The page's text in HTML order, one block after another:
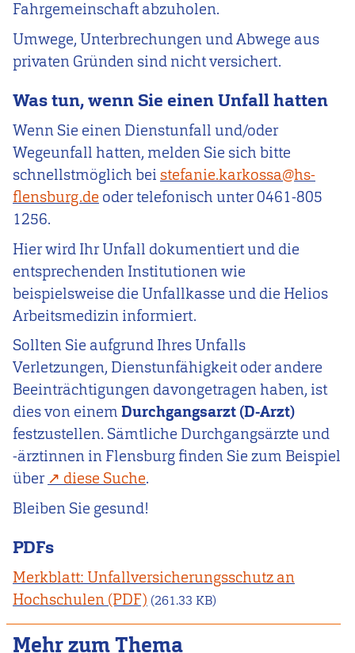
Fahrgemeinschaft abzuholen.
Umwege, Unterbrechungen und Abwege aus
privaten Gründen sind nicht versichert.
Was tun, wenn Sie einen Unfall hatten
Wenn Sie einen Dienstunfall und/oder
Wegeunfall hatten, melden Sie sich bitte
schnellstmöglich bei stefanie.karkossa@hs-
flensburg.de oder telefonisch unter 0461-805
1256.
Hier wird Ihr Unfall dokumentiert und die
entsprechenden Institutionen wie
beispielsweise die Unfallkasse und die Helios
Arbeitsmedizin informiert.
Sollten Sie aufgrund Ihres Unfalls
Verletzungen, Dienstunfähigkeit oder andere
Beeinträchtigungen davongetragen haben, ist
dies von einem Durchgangsarzt (D-Arzt)
festzustellen. Sämtliche Durchgangsärzte und
-ärztinnen in Flensburg finden Sie zum Beispiel
über
diese Suche.
Bleiben Sie gesund!
PDFs
Merkblatt: Unfallversicherungsschutz an
Hochschulen
(261.33 KB)
Mehr zum Thema